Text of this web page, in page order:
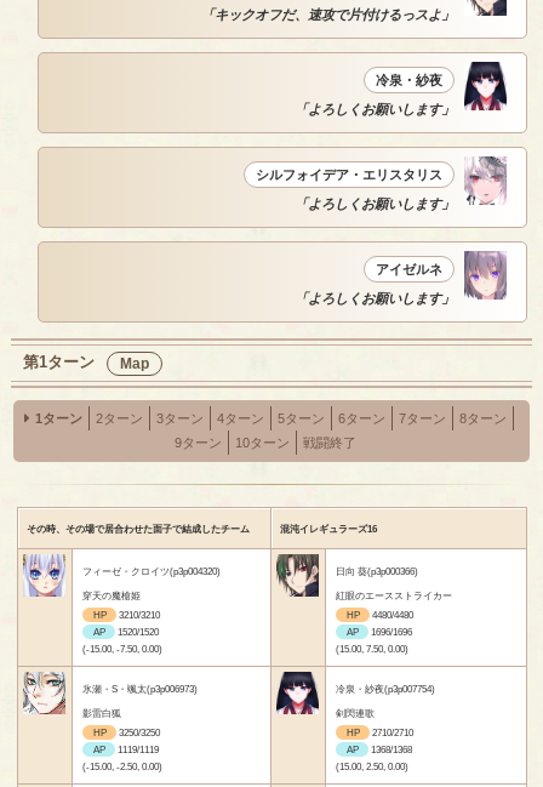
「キックオフだ、速攻で片付けるっスよ」
冷泉・紗夜
「よろしくお願いします」
シルフォイデア・エリスタリス
「よろしくお願いします」
アイゼルネ
「よろしくお願いします」
第1ターン Map
1ターン 2ターン 3ターン 4ターン 5ターン 6ターン 7ターン
8ターン
9ターン
10ターン 戦闘終了
その時、その場で居合わせた面子で結成したチーム 混沌イレギュラーズ16
フィーゼ・クロイツ(p3p004320)
穿天の魔槍姫
HP
3210/3210
AP
1520/1520
(-15.00, -7.50, 0.00)
日向 葵(p3p000366)
紅眼のエースストライカー
HP
4480/4480
AP
1696/1696
(15.00, 7.50, 0.00)
氷瀬・S・颯太(p3p006973)
影雷白狐
HP
3250/3250
AP
1119/1119
(-15.00, -2.50, 0.00)
冷泉・紗夜(p3p007754)
剣閃連歌
HP
2710/2710
AP
1368/1368
(15.00, 2.50, 0.00)